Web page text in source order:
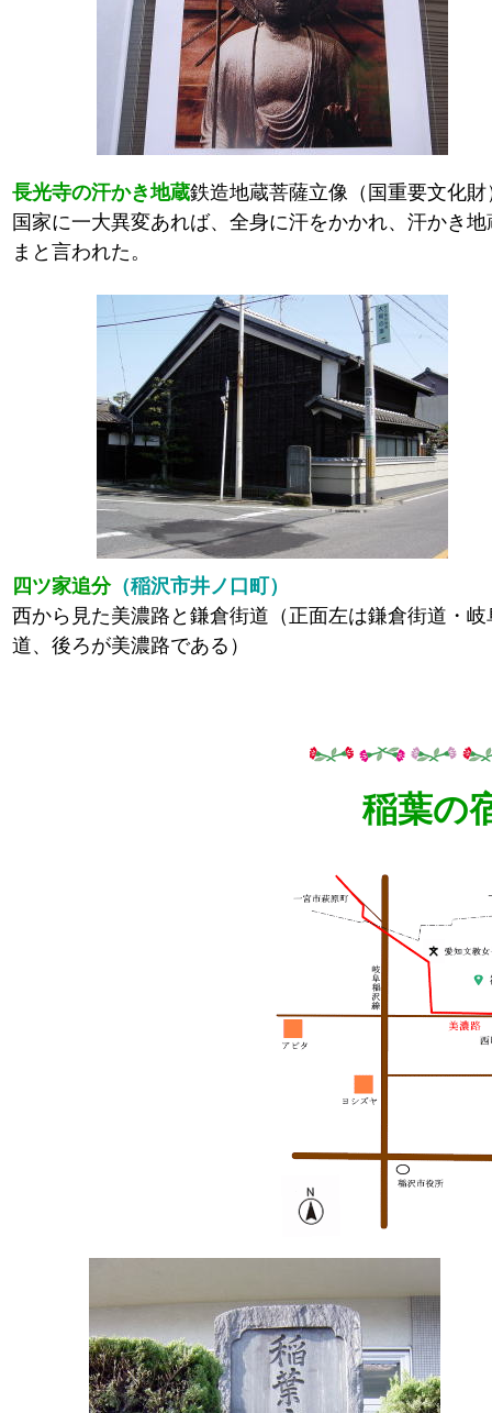
長光寺の汗かき地蔵鉄造地蔵菩薩立像（国重要文化財
国家に一大異変あれば、全身に汗をかかれ、汗かき地
まと言われた。
四ツ家追分（稲沢市井ノ口町）
西から見た美濃路と鎌倉街道（正面左は鎌倉街道・岐
道、後ろが美濃路である）
稲葉の